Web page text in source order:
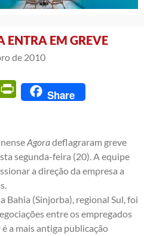
ENTRA EM GREVE
de 2010
PrintFriendly
Share
Agoradeflagraram greve
segunda-feira (20). A equipe
a direção da empresa a
Bahia (Sinjorba), regional Sul, foi
entre os empregados
é a mais antiga publicação